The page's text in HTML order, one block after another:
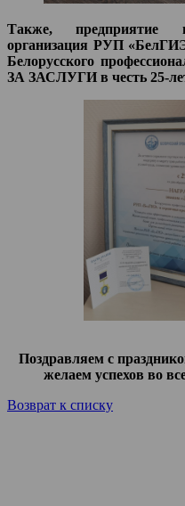
Также, предприятие
организация РУП
Белорусского
ЗА ЗАСЛУГИ в честь 25-
Поздравляем с
желаем успехов во
Возврат к списку